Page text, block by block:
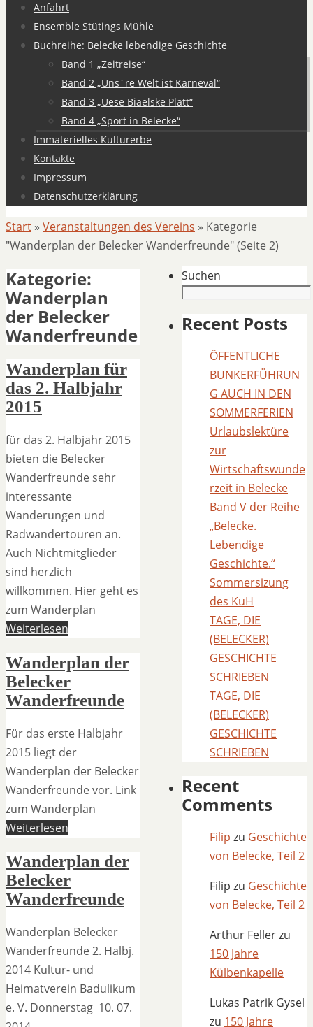
Anfahrt
Ensemble Stütings Mühle
Buchreihe: Belecke lebendige Geschichte
Band 1 „Zeitreise“
Band 2 „Uns´re Welt ist Karneval“
Band 3 „Uese Biäelske Platt“
Band 4 „Sport in Belecke“
Immaterielles Kulturerbe
Kontakte
Impressum
Datenschutzerklärung
Start » Veranstaltungen des Vereins » Kategorie
"Wanderplan der Belecker Wanderfreunde"(Seite 2)
Kategorie:
Wanderplan
der Belecker
Wanderfreunde
Wanderplan für
das 2. Halbjahr
2015
für das 2. Halbjahr 2015
bieten die Belecker
Wanderfreunde sehr
interessante
Wanderungen und
Radwandertouren an.
Auch Nichtmitglieder
sind herzlich
willkommen. Hier geht es
zum Wanderplan
Weiterlesen
Wanderplan der
Belecker
Wanderfreunde
Für das erste Halbjahr
2015 liegt der
Wanderplan der Belecker
Wanderfreunde vor. Link
zum Wanderplan
Weiterlesen
Wanderplan der
Belecker
Wanderfreunde
Wanderplan Belecker
Wanderfreunde 2. Halbj.
2014 Kultur- und
Heimatverein Badulikum
e. V. Donnerstag 10. 07.
Suchen
Recent Posts
ÖFFENTLICHE
BUNKERFÜHRUN
G AUCH IN DEN
SOMMERFERIEN
Urlaubslektüre
zur
Wirtschaftswunde
rzeit in Belecke
Band V der Reihe
„Belecke.
Lebendige
Geschichte.“
Sommersizung
des KuH
TAGE, DIE
(BELECKER)
GESCHICHTE
SCHRIEBEN
TAGE, DIE
(BELECKER)
GESCHICHTE
SCHRIEBEN
Recent
Comments
Filip zu Geschichte
von Belecke, Teil 2
Filip zu Geschichte
von Belecke, Teil 2
Arthur Fellerzu
150 Jahre
Külbenkapelle
Lukas Patrik Gysel
zu 150 Jahre